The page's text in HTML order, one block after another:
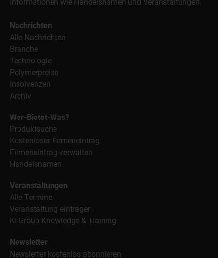
Informationen wie Handelsnamen und Veranstaltungen.
Nachrichten
Alle Nachrichten
Branche
Technologie
Polymerpreise
Insolvenzen
Archiv
Wer-Bietet-Was?
Produktsuche
Kostenloser Firmeneintrag
Firmeneintrag verwalten
Handelsnamen
Veranstaltungen
Alle Termine
Veranstaltung eintragen
KI Group Knowledge & Training
Newsletter
Newsletter kostenlos abonnieren